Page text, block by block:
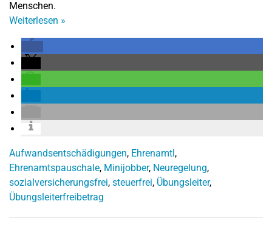
Menschen.
Weiterlesen »
Aufwandsentschädigungen, Ehrenamtl,
Ehrenamtspauschale, Minijobber, Neuregelung,
sozialversicherungsfrei, steuerfrei, Übungsleiter,
Übungsleiterfreibetrag